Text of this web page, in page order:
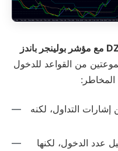
من القواعد للدخول
إشارات التداول، لكنه
عدد الدخول، لكنها